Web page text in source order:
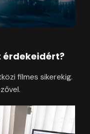
érdekeidért?
filmes sikerekig.